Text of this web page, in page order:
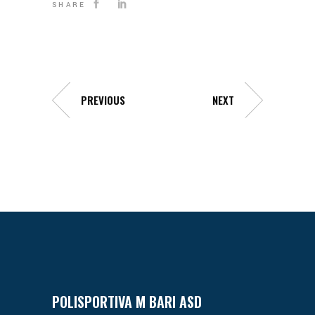
SHARE
PREVIOUS NEXT
POLISPORTIVA M BARI ASD